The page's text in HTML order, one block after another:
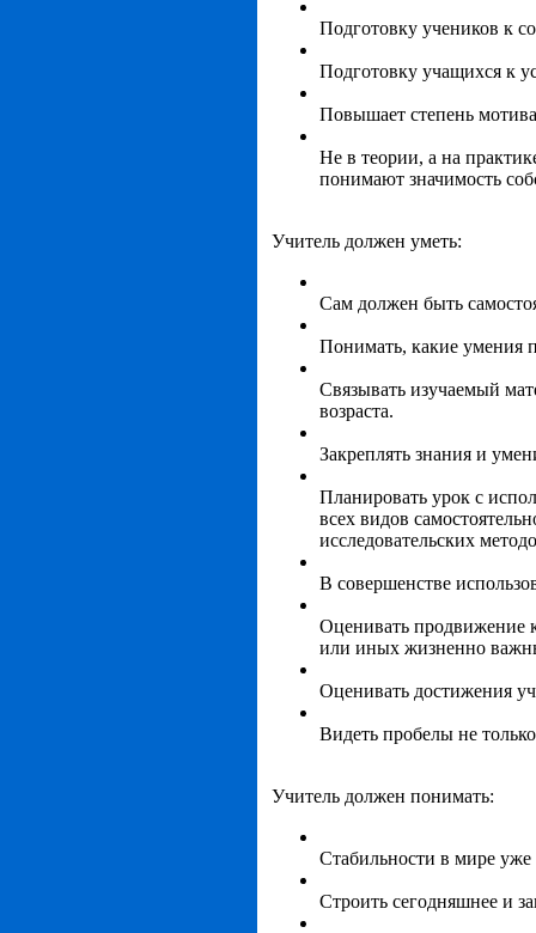
Подготовку учеников к
Подготовку учащихся к
Повышает степень
Не в теории, а на
понимают значимость
Учитель должен уметь:
Сам должен быть
Понимать, какие умения
Связывать изучаемый
возраста.
Закреплять знания и
Планировать урок с
всех видов
исследовательских
В совершенстве
Оценивать продвижение
или иных жизненно
Оценивать достижения
Видеть пробелы не
Учитель должен понимать:
Стабильности в мире
Строить сегодняшнее и